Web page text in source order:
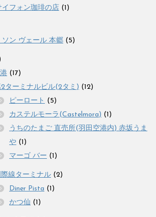
イフォン珈琲の店 (1)
ソン ヴェール 本郷 (5)
(17)
ターミナルビル(2タミ) (12)
ピーロート (5)
カステルモーラ(Castelmora) (1)
うちのたまご 直売所(羽田空港内) 赤坂うま
や (1)
マーゴ バー (1)
際線ターミナル (2)
Diner Pista (1)
かつ仙 (1)